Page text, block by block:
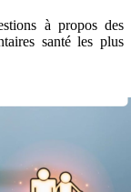
à propos des
santé les plus